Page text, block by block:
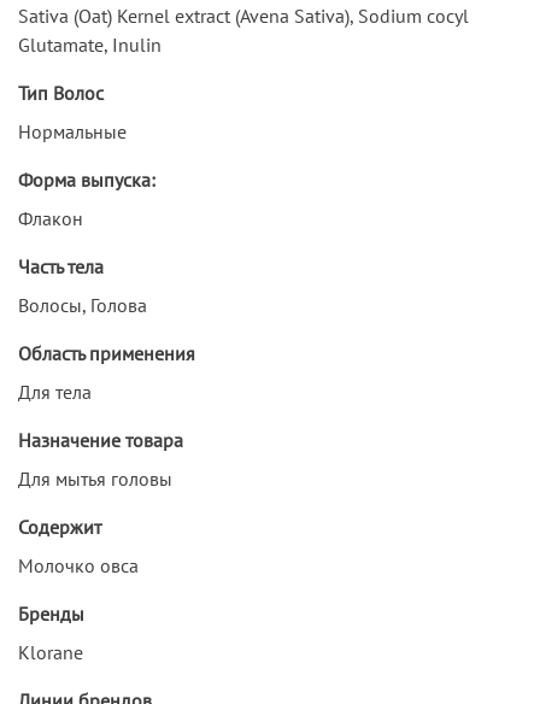
Sativa (Oat) Kernel extract (Avena Sativa), Sodium cocyl
Glutamate, Inulin
Тип Волос
Нормальные
Форма выпуска:
Флакон
Часть тела
Волосы, Голова
Область применения
Для тела
Назначение товара
Для мытья головы
Содержит
Молочко овса
Бренды
Klorane